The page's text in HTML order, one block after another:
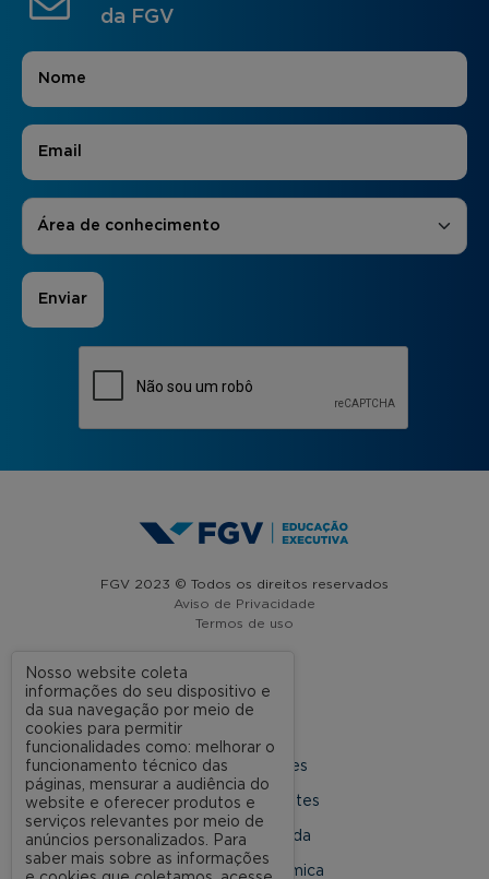
da FGV
Nome
E-mail
Áreas de Interesse
Área de conhecimento
FGV 2023 © Todos os direitos reservados
Aviso de Privacidade
Termos de uso
A FGV
Nossas Unidades
Dúvidas Frequentes
Rede Conveniada
Ouvidoria Acadêmica
Nosso website coleta
informações do seu dispositivo e
da sua navegação por meio de
cookies para permitir
funcionalidades como: melhorar o
funcionamento técnico das
páginas, mensurar a audiência do
website e oferecer produtos e
serviços relevantes por meio de
anúncios personalizados. Para
saber mais sobre as informações